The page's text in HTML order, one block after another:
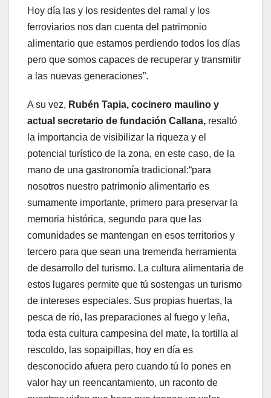
Hoy día las y los residentes del ramal y los
ferroviarios nos dan cuenta del patrimonio
alimentario que estamos perdiendo todos los días
pero que somos capaces de recuperar y transmitir
a las nuevas generaciones”.
A su vez, Rubén Tapia, cocinero maulino y
actual secretario de fundación Callana, resaltó
la importancia de visibilizar la riqueza y el
potencial turístico de la zona, en este caso, de la
mano de una gastronomía tradicional:“para
nosotros nuestro patrimonio alimentario es
sumamente importante, primero para preservar la
memoria histórica, segundo para que las
comunidades se mantengan en esos territorios y
tercero para que sean una tremenda herramienta
de desarrollo del turismo. La cultura alimentaria de
estos lugares permite que tú sostengas un turismo
de intereses especiales. Sus propias huertas, la
pesca de río, las preparaciones al fuego y leña,
toda esta cultura campesina del mate, la tortilla al
rescoldo, las sopaipillas, hoy en día es
desconocido afuera pero cuando tú lo pones en
valor hay un reencantamiento, un raconto de